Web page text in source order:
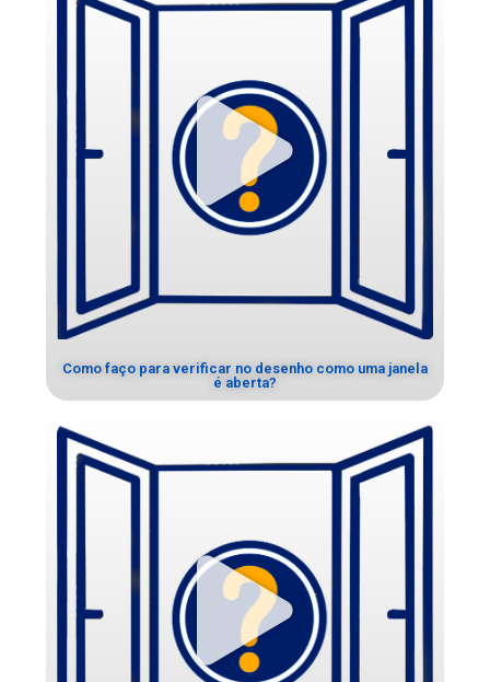
Como faço para verificar no desenho como uma janela
é aberta?